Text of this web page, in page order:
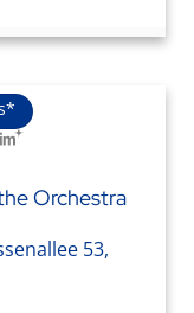
Orchestra
53,